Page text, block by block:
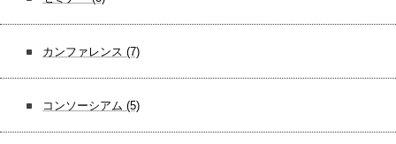
カンファレンス (7)
コンソーシアム (5)